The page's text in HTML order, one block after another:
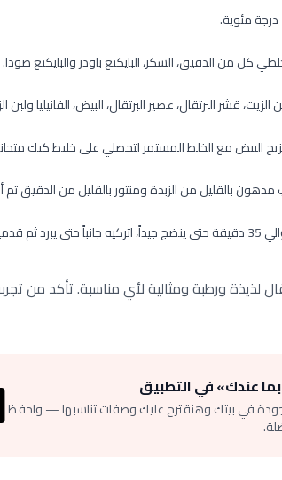
لذيذة ورطبة ومثالية لأي مناسبة. تأكد من
عندك» في التطبيق
في بيتك وهنقترح عليك وصفات تناسبها — واحفظ